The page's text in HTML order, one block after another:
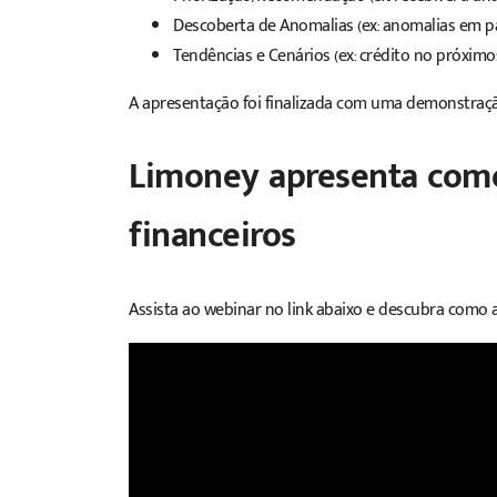
Descoberta de Anomalias (ex: anomalias em
Tendências e Cenários (ex: crédito no
A apresentação foi finalizada com uma
Limoney apresenta
financeiros
Assista ao webinar no link abaixo e descubra como